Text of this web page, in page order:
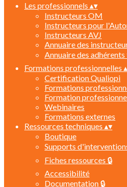
Les professionnels ▴▾
Instructeurs OM
Instructeurs pour
Instructeurs AVJ
Annuaire des
Annuaire des adhérents
Formations professionnelles ▴
Certification Qualiopi
Formations
Formation
Webinaires
Formations externes
Ressources techniques ▴▾
Boutique
Supports
Fiches ressources 🔒
Accessibilité
Documentation 🔒